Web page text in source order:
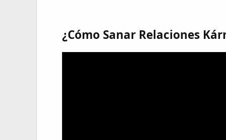
¿Cómo Sanar Relaciones